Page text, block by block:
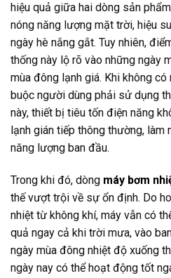
hiệu quả giữa hai dòng sản
nóng năng lượng mặt trời, hiệu
ngày hè nắng gắt. Tuy nhiên,
thống này lộ rõ vào những ngày
mùa đông lạnh giá. Khi không
buộc người dùng phải sử dụng
này, thiết bị tiêu tốn điện năng
lạnh gián tiếp thông thường,
năng lượng ban đầu.
Trong khi đó, dòng máy bơm
thế vượt trội về sự ổn định. Do
nhiệt từ không khí, máy vẫn có
quả ngay cả khi trời mưa, vào
ngày mùa đông nhiệt độ xuống
ngày nay có thể hoạt động tốt